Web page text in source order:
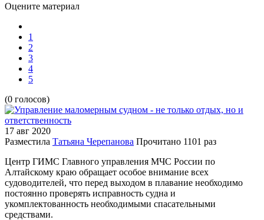
Оцените материал
1
2
3
4
5
(0 голосов)
17 авг 2020
Разместила Татьяна Черепанова Прочитано 1101 раз
Центр ГИМС Главного управления МЧС России по
Алтайскому краю обращает особое внимание всех
судоводителей, что перед выходом в плавание необходимо
постоянно проверять исправность судна и
укомплектованность необходимыми спасательными
средствами.